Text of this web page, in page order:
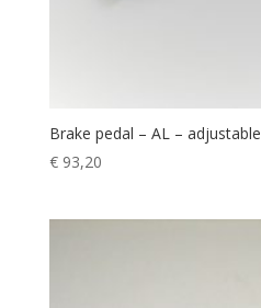
Brake pedal – AL – adjustable
€93,20